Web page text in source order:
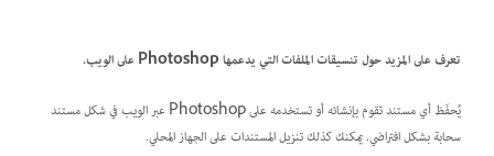
تعرف على المزيد حول تنسيقات الملفات التي يدعمها Photoshop على الويب.
يُحفَظ أي مستند تقوم بإنشائه أو تستخدمه على Photoshop عبر الويب في شكل مستند
سحابة بشكل افتراضي. يمكنك كذلك تنزيل المستندات على الجهاز المحلي.